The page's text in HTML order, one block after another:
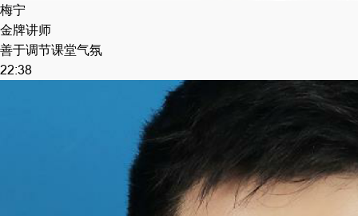
梅宁
金牌讲师
善于调节课堂气氛
22:38